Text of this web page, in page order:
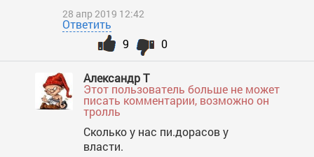
28 апр 2019 12:42
Ответить
0
9
Александр Т
Этот пользователь больше не может
писать комментарии, возможно он
тролль
Сколько у нас пи.дорасов у
власти.